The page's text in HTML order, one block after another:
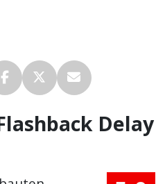
Delay